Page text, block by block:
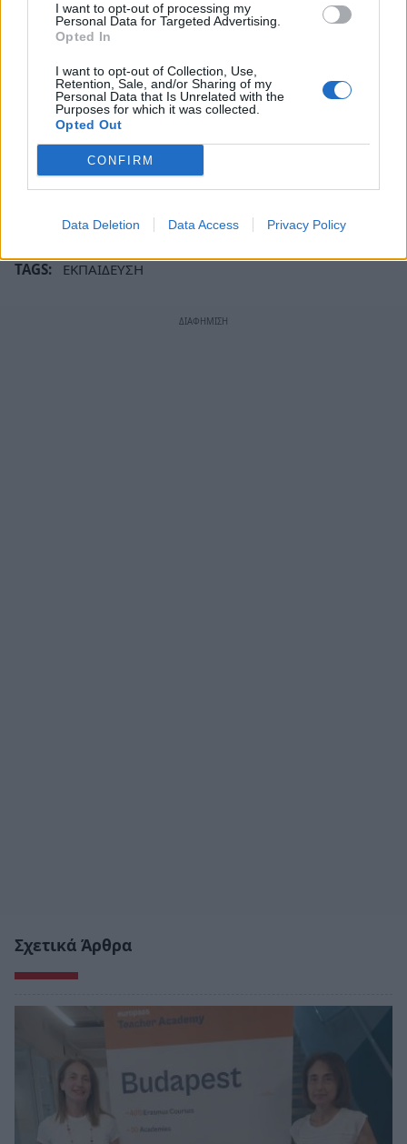
I want to opt-out of processing my
Personal Data for Targeted Advertising.
Opted In
I want to opt-out of Collection, Use,
Retention, Sale, and/or Sharing of my
Personal Data that Is Unrelated with the
Purposes for which it was collected.
Opted Out
CONFIRM
Data Deletion Data Access Privacy Policy
TAGS: ΕΚΠΑΙΔΕΥΣΗ
Σχετικά Άρθρα